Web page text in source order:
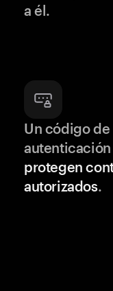
a él.
Un código de
protegen
autorizados.